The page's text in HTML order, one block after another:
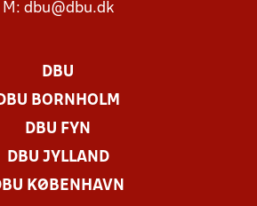
M: dbu@dbu.dk
DBU
DBU BORNHOLM
DBU FYN
DBU JYLLAND
KØBENHAVN